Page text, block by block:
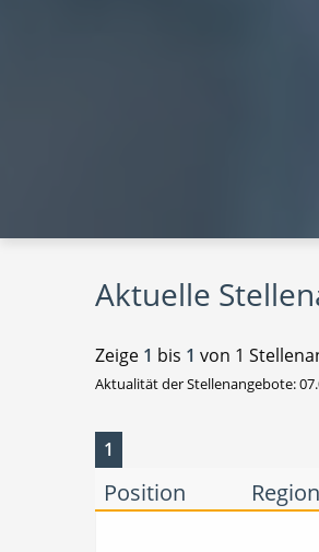
Aktuelle
Zeige 1 bis 1 von 1
Aktualität der Stellenangebote:
1
Position Region